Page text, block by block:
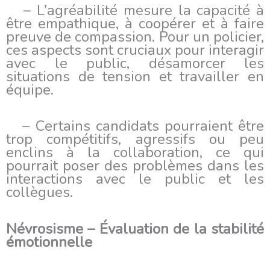
– L’agréabilité mesure la capacité à
être empathique, à coopérer et à faire
preuve de compassion. Pour un policier,
ces aspects sont cruciaux pour interagir
avec le public, désamorcer les
situations de tension et travailler en
équipe.
– Certains candidats pourraient être
trop compétitifs, agressifs ou peu
enclins à la collaboration, ce qui
pourrait poser des problèmes dans les
interactions avec le public et les
collègues.
Névrosisme – Évaluation de la stabilité
émotionnelle